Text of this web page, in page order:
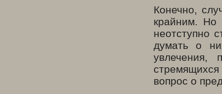
Конечно,
крайним. Но
неотступно
думать о
увлечения,
вопрос о